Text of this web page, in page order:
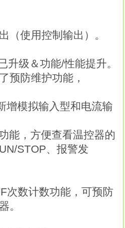
（使用控制输出）。
升级＆功能/性能提升。
预防维护功能，
增模拟输入型和电流输
能，方便查看温控器的
STOP、报警发
次数计数功能，可预防
。